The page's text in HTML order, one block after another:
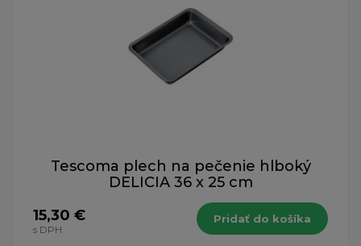
Tescoma plech na pečenie hlboký
DELICIA 36 x 25 cm
15,30 €
s DPH
Pridať do košíka